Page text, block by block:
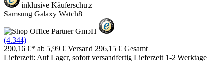
inklusive Käuferschutz
Samsung Galaxy Watch8
(4.344)
290,16 €* ab 5,99 € Versand 296,15 € Gesamt
Lieferzeit: Auf Lager, sofort versandfertig Lieferzeit 1-2 Werktage